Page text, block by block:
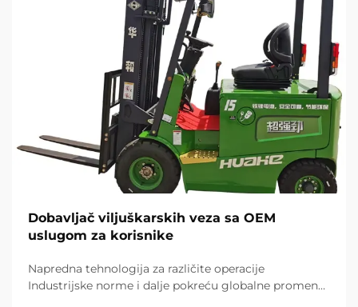
Dobavljač viljuškarskih veza sa OEM
uslugom za korisnike
Napredna tehnologija za različite operacije
Industrijske norme i dalje pokreću globalne promene